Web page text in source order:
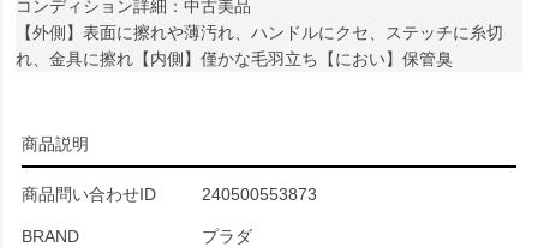
コンディション詳細：中古美品
【外側】表面に擦れや薄汚れ、ハンドルにクセ、ステッチに糸切
れ、金具に擦れ【内側】僅かな毛羽立ち【におい】保管臭
商品説明
商品問い合わせID 240500553873
BRAND プラダ